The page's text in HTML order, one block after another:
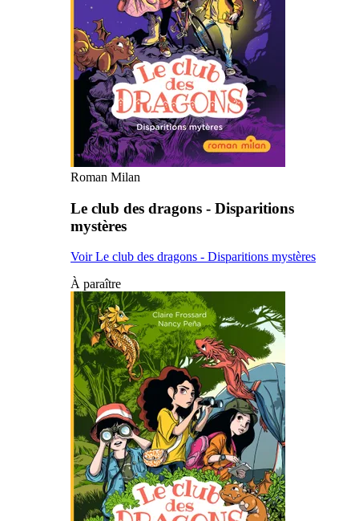
Roman Milan
Le club des dragons - Disparitions
mystères
Voir Le club des dragons - Disparitions mystères
À paraître